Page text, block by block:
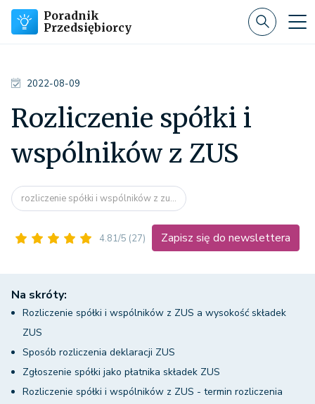
Poradnik
Przedsiębiorcy
2022-08-09
Rozliczenie spółki i
wspólników z ZUS
rozliczenie spółki i wspólników z zu...
4.81/5 (27) Zapisz się do newslettera
Na skróty:
Rozliczenie spółki i wspólników z ZUS a wysokość składek
ZUS
Sposób rozliczenia deklaracji ZUS
Zgłoszenie spółki jako płatnika składek ZUS
Rozliczenie spółki i wspólników z ZUS - termin rozliczenia